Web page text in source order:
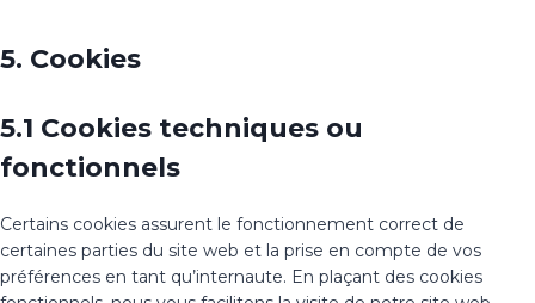
5. Cookies
5.1 Cookies techniques ou
fonctionnels
Certains cookies assurent le fonctionnement correct de
certaines parties du site web et la prise en compte de vos
préférences en tant qu’internaute. En plaçant des cookies